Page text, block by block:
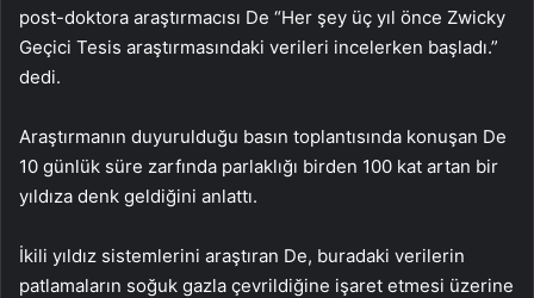
post-doktora araştırmacısı De “Her şey üç yıl önce Zwicky
Geçici Tesis araştırmasındaki verileri incelerken başladı.”
dedi.
Araştırmanın duyurulduğu basın toplantısında konuşan De
10 günlük süre zarfında parlaklığı birden 100 kat artan bir
yıldıza denk geldiğini anlattı.
İkili yıldız sistemlerini araştıran De, buradaki verilerin
patlamaların soğuk gazla çevrildiğine işaret etmesi üzerine